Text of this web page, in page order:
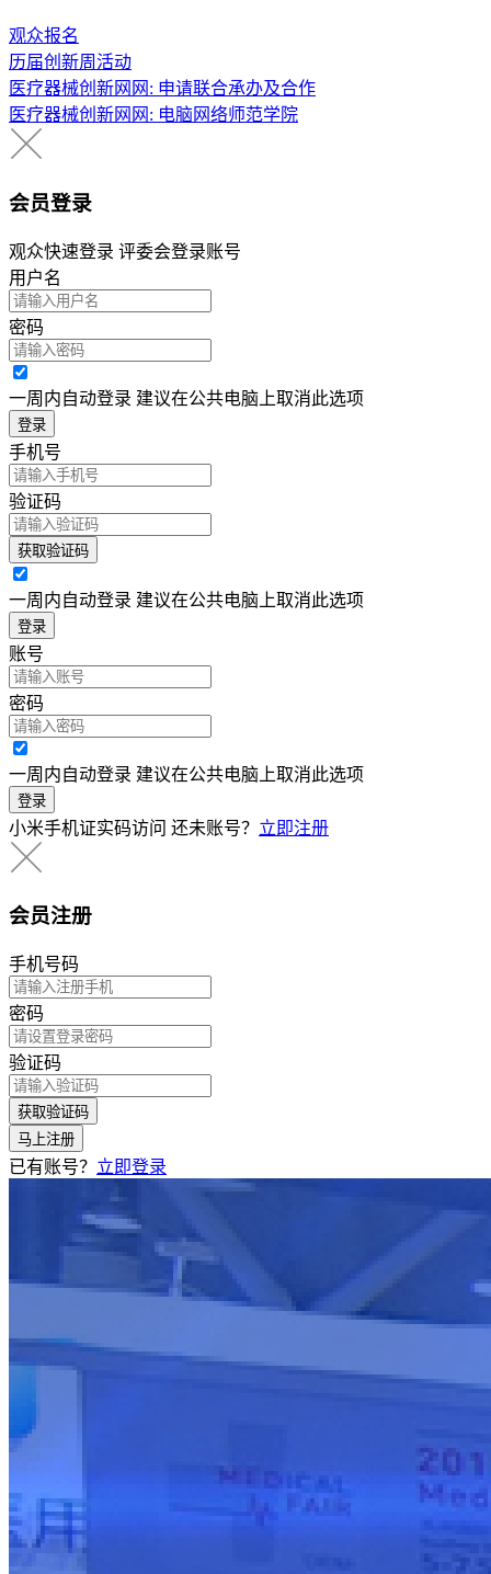
观众报名
历届创新周活动
医疗器械创新网网: 申请联合承办及合作
医疗器械创新网网: 电脑网络师范学院
会员登录
观众快速登录 评委会登录账号
用户名
密码
一周内自动登录 建议在公共电脑上取消此选项
登录
手机号
验证码
获取验证码
一周内自动登录 建议在公共电脑上取消此选项
登录
账号
密码
一周内自动登录 建议在公共电脑上取消此选项
登录
小米手机证实码访问 还未账号？ 立即注册
会员注册
手机号码
密码
验证码
获取验证码
马上注册
已有账号？ 立即登录